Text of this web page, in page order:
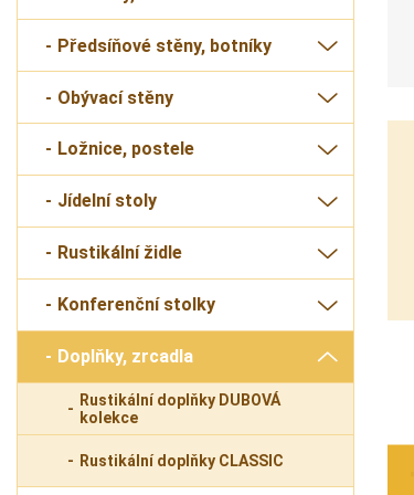
Předsíňové stěny, botníky
Obývací stěny
Ložnice, postele
Jídelní stoly
Rustikální židle
Konferenční stolky
Doplňky, zrcadla
Rustikální doplňky DUBOVÁ
kolekce
Rustikální doplňky CLASSIC